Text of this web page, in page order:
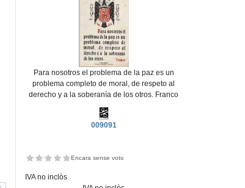
Para nosotros el problema de la paz es un
problema completo de moral, de respeto al
derecho y a la soberanía de los otros. Franco
009091
Encara sense vots
IVA no inclòs